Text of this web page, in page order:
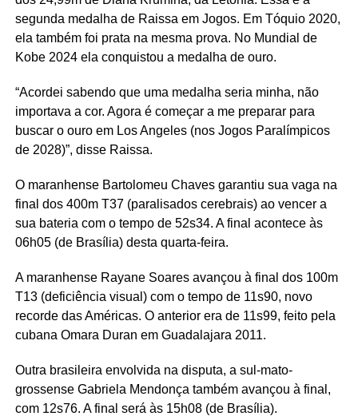
segunda medalha de Raissa em Jogos. Em Tóquio 2020,
ela também foi prata na mesma prova. No Mundial de
Kobe 2024 ela conquistou a medalha de ouro.
“Acordei sabendo que uma medalha seria minha, não
importava a cor. Agora é começar a me preparar para
buscar o ouro em Los Angeles (nos Jogos Paralímpicos
de 2028)”, disse Raissa.
O maranhense Bartolomeu Chaves garantiu sua vaga na
final dos 400m T37 (paralisados cerebrais) ao vencer a
sua bateria com o tempo de 52s34. A final acontece às
06h05 (de Brasília) desta quarta-feira.
A maranhense Rayane Soares avançou à final dos 100m
T13 (deficiência visual) com o tempo de 11s90, novo
recorde das Américas. O anterior era de 11s99, feito pela
cubana Omara Duran em Guadalajara 2011.
Outra brasileira envolvida na disputa, a sul-mato-
grossense Gabriela Mendonça também avançou à final,
com 12s76. A final será às 15h08 (de Brasília).